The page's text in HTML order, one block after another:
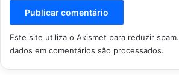
Este site utiliza o Akismet para reduzir spam.
dados em comentários são processados.